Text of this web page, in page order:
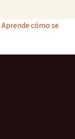
Aprende cómo se